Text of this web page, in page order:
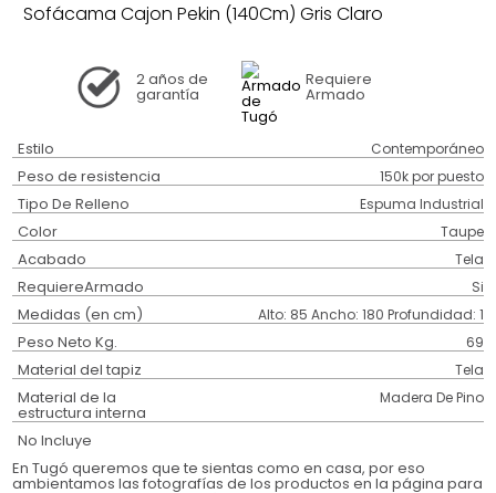
Sofácama Cajon Pekin (140Cm) Gris Claro
2 años de
garantía
Requiere
Armado
Estilo Contemporáneo
Peso de resistencia 150k por puesto
Tipo De Relleno Espuma Industrial
Color Taupe
Acabado Tela
RequiereArmado Si
Medidas (en cm) Alto: 85 Ancho: 180 Profundidad: 1
Peso Neto Kg. 69
Material del tapiz Tela
Material de la
estructura interna
Madera De Pino
No Incluye
En Tugó queremos que te sientas como en casa, por eso
ambientamos las fotografías de los productos en la página para